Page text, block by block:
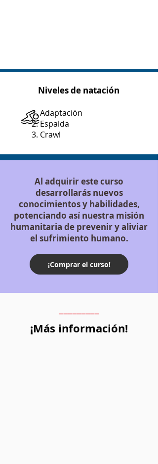
Niveles de natación
Adaptación
Espalda
Crawl
Al adquirir este curso
desarrollarás nuevos
conocimientos y habilidades,
potenciando así nuestra misión
humanitaria de prevenir y aliviar
el sufrimiento humano.
¡Comprar el curso!
¡Más información!